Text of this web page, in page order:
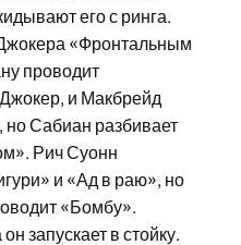
его с ринга.
«Фронтальным
проводит
и Макбрейд
но Сабиан разбивает
Рич Суонн
и «Ад в раю», но
«Бомбу».
запускает в стойку.